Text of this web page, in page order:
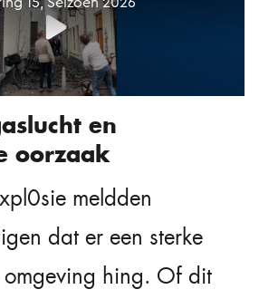
en
oorzaak
meldden
dat er een sterke
hing. Of dit